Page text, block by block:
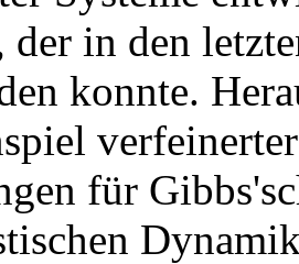
in den
konnte.
für